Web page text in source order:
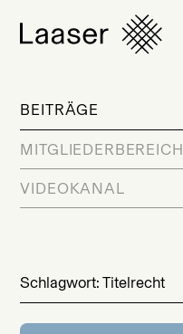
BEITRÄGE
MITGLIEDERBEREICH
VIDEOKANAL
Schlagwort: Titelrecht